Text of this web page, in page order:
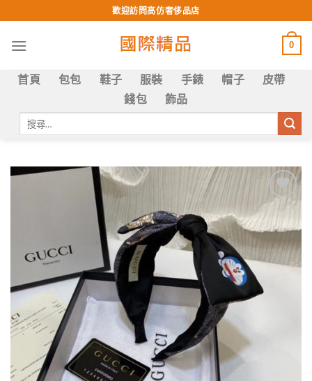
to
content
歡迎訪問高仿奢侈品店
0
首頁 包包 鞋子 服裝 手錶 帽子
皮帶
錢包
飾品
字:
Add to
wishlist